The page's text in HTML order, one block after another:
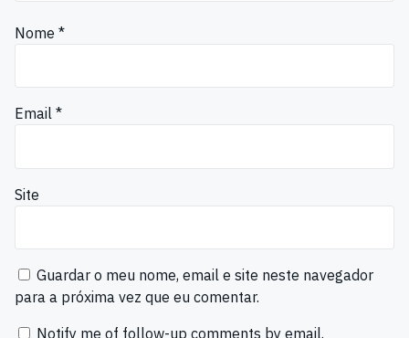
Nome *
Email *
Site
Guardar o meu nome, email e site neste navegador
para a próxima vez que eu comentar.
Notify me of follow-up comments by email.